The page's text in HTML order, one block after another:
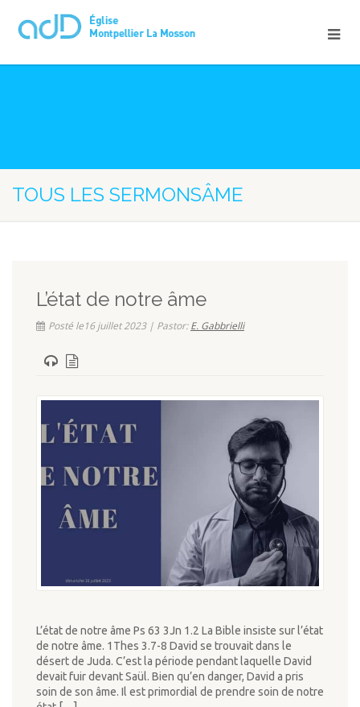
TOUS LES SERMONSÂME
L’état de notre âme
Posté le16 juillet 2023 | Pastor:E. Gabbrielli
L’état de notre âme Ps 63 3Jn 1.2 La Bible insiste sur l’état
de notre âme. 1Thes 3.7-8 David se trouvait dans le
désert de Juda. C’est la période pendant laquelle David
devait fuir devant Saül. Bien qu’en danger, David a pris
soin de son âme. Il est primordial de prendre soin de notre